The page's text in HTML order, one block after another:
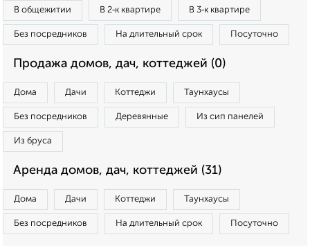
В общежитии В 2‑к квартире В 3‑к квартире
Без посредников На длительный срок Посуточно
Продажа домов, дач, коттеджей (0)
Дома Дачи Коттеджи Таунхаусы
Без посредников Деревянные Из сип панелей
Из бруса
Аренда домов, дач, коттеджей (31)
Дома Дачи Коттеджи Таунхаусы
Без посредников На длительный срок Посуточно